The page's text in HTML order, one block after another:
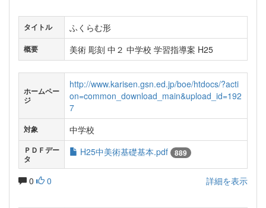
タイトル ふくらむ形
概要 美術 彫刻 中２ 中学校 学習指導案 H25
ホームペー
ジ
http://www.karisen.gsn.ed.jp/boe/htdocs/?acti
on=common_download_main&upload_id=192
7
対象 中学校
ＰＤＦデー
タ
H25中美術基礎基本.pdf 889
0 0 詳細を表示